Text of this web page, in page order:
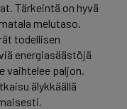
Tärkeintä on hyvä
melutaso.
todellisen
energiasäästöjä
vaihtelee paljon.
älykkäällä